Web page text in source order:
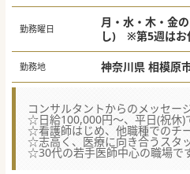
勤務曜日
月・水・木・金
し) ※第5週はお
勤務地 神奈川県 相
コンサルタントからのメッセー
☆日給100,000円～、平日(祝休)
☆看護師はじめ、他職種でのチ
☆志高く、医療に向き合うスタ
☆30代の若手医師中心の職場です